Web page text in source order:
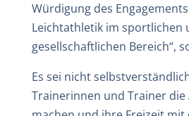
Würdigung des
Leichtathletik im sportlichen
gesellschaftlichen Bereich“,
Es sei nicht
Trainerinnen und Trainer die